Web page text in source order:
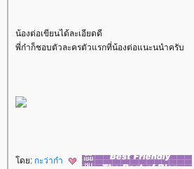
น้องต่อเขียนได้ละเอียดดี
พี่ก๋าก็ชอบตัวละครตัวแรกที่น้องต่อแนะนนำครับ
ดย: กะว่าก๋า